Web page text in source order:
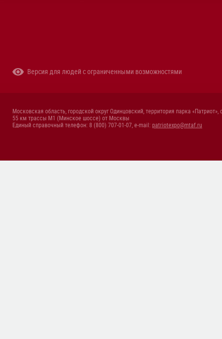
Версия для людей с ограниченными возможностями
Московская область, городской округ Одинцовский, территория парка «Патриот»,
55 км трассы М1 (Минское шоссе) от Москвы
Единый справочный телефон: 8 (800) 707-01-07, e-mail: patriotexpo@mtaf.ru